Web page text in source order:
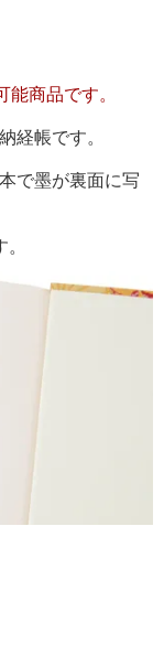
商品です。
経帳です。
で墨が裏面に写